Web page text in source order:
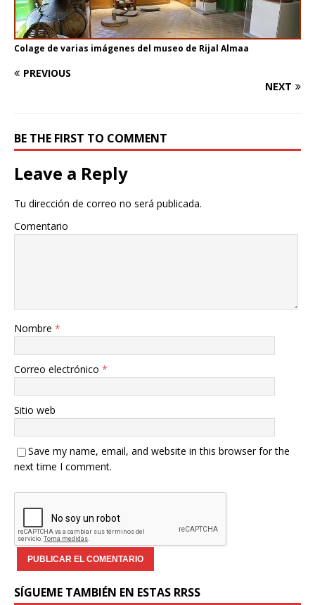
Colage de varias imágenes del museo de Rijal Almaa
PREVIOUS
NEXT
BE THE FIRST TO COMMENT
Leave a Reply
Tu dirección de correo no será publicada.
Comentario
Nombre *
Correo electrónico *
Sitio web
Save my name, email, and website in this browser for the
next time I comment.
SÍGUEME TAMBIÉN EN ESTAS RRSS